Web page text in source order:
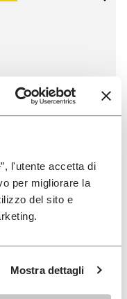
l'utente accetta di
per migliorare la
del sito e
Mostra dettagli
Quarter Toile
reduced from
50,00